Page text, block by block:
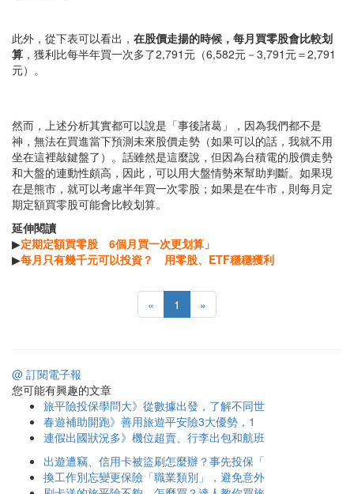
此外，從下表可以看出， 在股價走揚的時候，每月買零股會比較划
算 ，獲利比每半年買一次多了2,791元（6,582元－3,791元＝2,791
元）。
然而，上述分析其實都可以說是「事後諸葛」，因為我們都不是
神，無法在買進當下預測未來股價走勢（如果可以的話，我就不用
坐在這裡敲鍵盤了）。話雖然是這麼說，但因為台積電的股價走勢
和大盤的連動性頗高，因此，可以用大盤情勢來幫助判斷。如果現
在是熊市，就可以考慮半年買一次零股；如果是在牛市，則每月定
期定額買零股可能會比較划算。
延伸閱讀
▶定期定額買零股 6個月買一次更划算」
▶每月只有幾千元可以投資？ 用零股、ETF穩穩獲利
« 1 »
@ 訂閱電子報
您可能有興趣的文章
旅平險投保學問大》從數據出發，了解不同世
春遊補助開跑》善用旅遊平安險3大優勢，1
連假出國狀況多》機位超賣、行李出包和航班
出遊遭竊、信用卡被盜刷怎麼辦？事先投保「
換工作別忘變更保險「職業類別」，避免意外